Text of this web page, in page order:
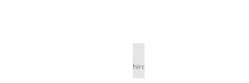
hirdetés